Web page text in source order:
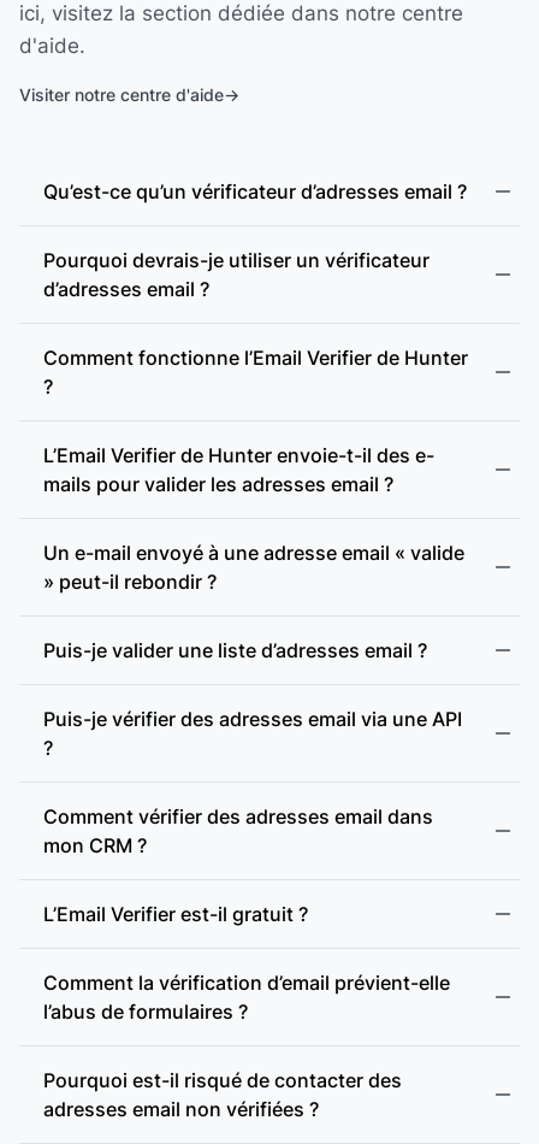
ici, visitez la section dédiée dans notre centre
d'aide.
Visiter notre centre d'aide
Qu’est-ce qu’un vérificateur d’adresses email ?
Pourquoi devrais-je utiliser un vérificateur
d’adresses email ?
Comment fonctionne l’Email Verifier de Hunter
?
Adresse incohérente :
Adresse jetable :
Adresse webmail :
Présence d’un serveur SMTP :
Vérification SMTP :
L’Email Verifier de Hunter envoie-t-il des e-
mails pour valider les adresses email ?
Un e-mail envoyé à une adresse email « valide
» peut-il rebondir ?
Puis-je valider une liste d’adresses email ?
Puis-je vérifier des adresses email via une API
?
Comment vérifier des adresses email dans
mon CRM ?
L’Email Verifier est-il gratuit ?
Comment la vérification d’email prévient-elle
l’abus de formulaires ?
Pourquoi est-il risqué de contacter des
adresses email non vérifiées ?